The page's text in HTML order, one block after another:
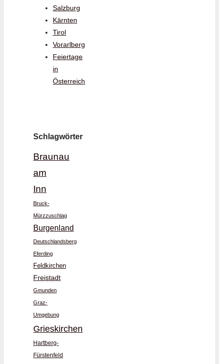
Salzburg
Kärnten
Tirol
Vorarlberg
Feiertage
in
Österreich
Schlagwörter
Braunau
am
Inn
Bruck-
Mürzzuschlag
Burgenland
Deutschlandsberg
Eferding
Feldkirchen
Freistadt
Gmunden
Graz-
Umgebung
Grieskirchen
Hartberg-
Fürstenfeld